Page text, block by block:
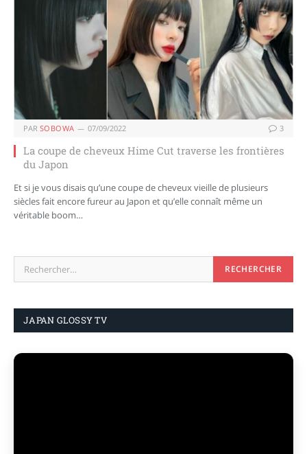
PAR SOBOWA 07/09/2022 3
La coupe de cheveux Hime Cut traverse les frontières
du Japon
Et si je vous disais qu’une coupe de cheveux vieille de plusieurs
siècles fait encore fureur au Japon et qu’elle connaît même un
véritable boom…
JAPAN GLOSSY TV